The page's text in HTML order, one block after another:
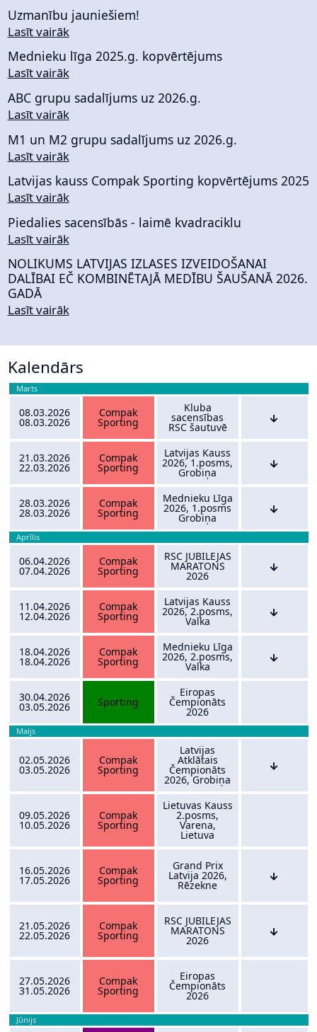
Uzmanību jauniešiem!
Lasīt vairāk
Mednieku līga 2025.g. kopvērtējums
Lasīt vairāk
ABC grupu sadalījums uz 2026.g.
Lasīt vairāk
M1 un M2 grupu sadalījums uz 2026.g.
Lasīt vairāk
Latvijas kauss Compak Sporting kopvērtējums 2025
Lasīt vairāk
Piedalies sacensībās - laimē kvadraciklu
Lasīt vairāk
NOLIKUMS LATVIJAS IZLASES IZVEIDOŠANAI
DALĪBAI EČ KOMBINĒTAJĀ MEDĪBU ŠAUŠANĀ 2026.
GADĀ
Lasīt vairāk
Kalendārs
Marts
08.03.2026
08.03.2026
Compak
Sporting
Kluba
sacensības
RSC šautuvē
21.03.2026
22.03.2026
Compak
Sporting
Latvijas Kauss
2026, 1.posms,
Grobiņa
28.03.2026
28.03.2026
Compak
Sporting
Mednieku Līga
2026, 1.posms
Grobiņa
Aprīlis
06.04.2026
07.04.2026
Compak
Sporting
RSC JUBILEJAS
MARATONS
2026
11.04.2026
12.04.2026
Compak
Sporting
Latvijas Kauss
2026, 2.posms,
Valka
18.04.2026
18.04.2026
Compak
Sporting
Mednieku Līga
2026, 2.posms,
Valka
30.04.2026
03.05.2026 Sporting
Eiropas
Čempionāts
2026
Maijs
02.05.2026
03.05.2026
Compak
Sporting
Latvijas
Atklātais
Čempionāts
2026, Grobiņa
09.05.2026
10.05.2026
Compak
Sporting
Lietuvas Kauss
2.posms,
Varena,
Lietuva
16.05.2026
17.05.2026
Compak
Sporting
Grand Prix
Latvija 2026,
Rēzekne
21.05.2026
22.05.2026
Compak
Sporting
RSC JUBILEJAS
MARATONS
2026
27.05.2026
31.05.2026
Compak
Sporting
Eiropas
Čempionāts
2026
Jūnijs